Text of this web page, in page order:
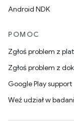
Android NDK
POMOC
Zgłoś problem z
Zgłoś problem z
Google Play support
Weź udział w